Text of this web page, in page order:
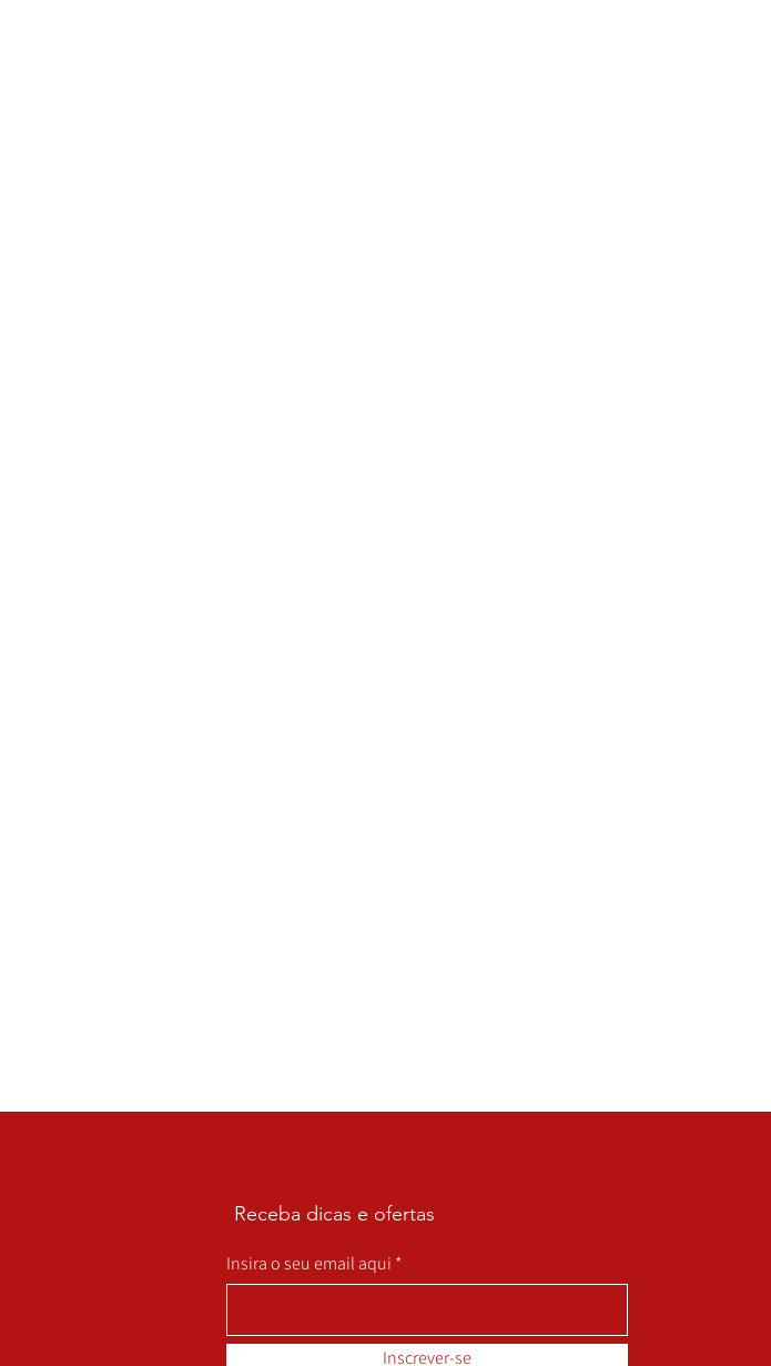
Receba dicas e ofertas
Insira o seu email aqui
Inscrever-se